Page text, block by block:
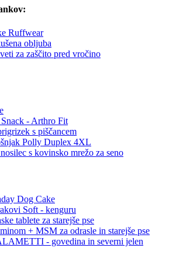
Ruffwear
obljuba
za zaščito pred vročino
- Arthro Fit
s piščancem
Polly Duplex 4XL
s kovinsko mrežo za seno
Dog Cake
Soft - kenguru
tablete za starejše pse
+ MSM za odrasle in starejše pse
- govedina in severni jelen